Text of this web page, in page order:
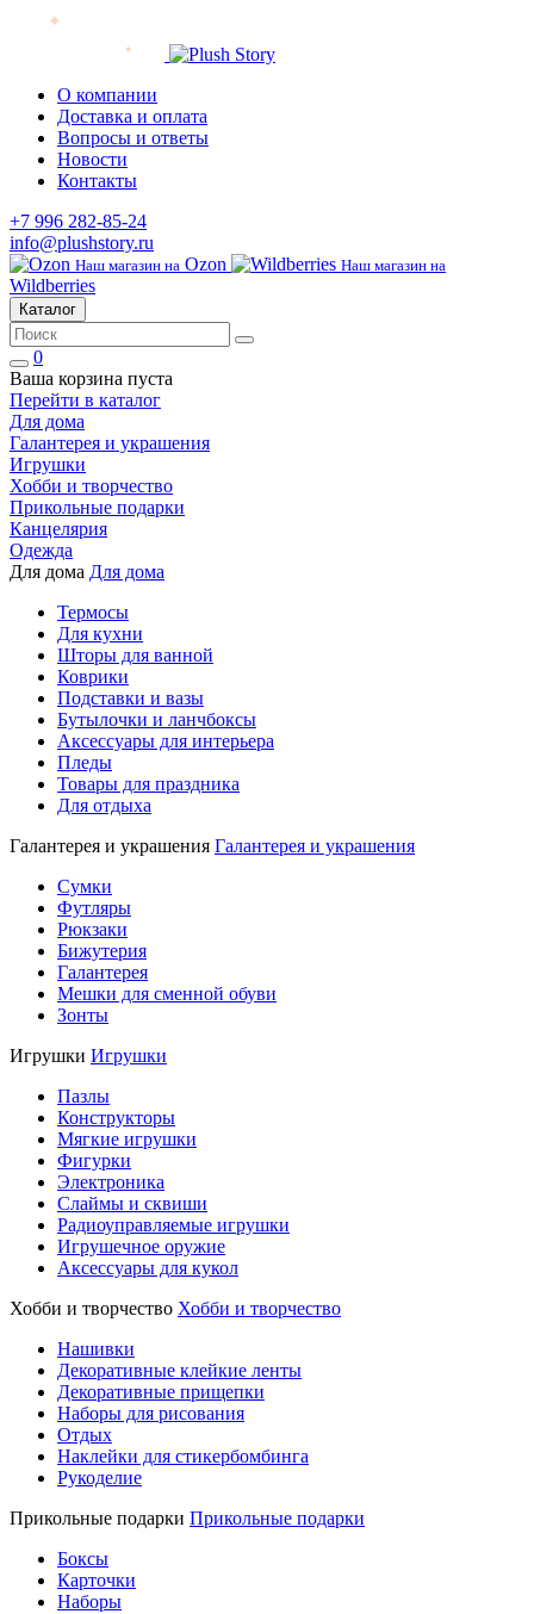
О компании
Доставка и оплата
Вопросы и ответы
Новости
Контакты
+7 996 282-85-24
info@plushstory.ru
Наш магазин на Ozon Наш магазин на
Wildberries
Каталог
0
Ваша корзина пуста
Перейти в каталог
Для дома
Галантерея и украшения
Игрушки
Хобби и творчество
Прикольные подарки
Канцелярия
Одежда
Для дома Для дома
Термосы
Для кухни
Шторы для ванной
Коврики
Подставки и вазы
Бутылочки и ланчбоксы
Аксессуары для интерьера
Пледы
Товары для праздника
Для отдыха
Галантерея и украшения Галантерея и украшения
Сумки
Футляры
Рюкзаки
Бижутерия
Галантерея
Мешки для сменной обуви
Зонты
Игрушки Игрушки
Пазлы
Конструкторы
Мягкие игрушки
Фигурки
Электроника
Слаймы и сквиши
Радиоуправляемые игрушки
Игрушечное оружие
Аксессуары для кукол
Хобби и творчество Хобби и творчество
Нашивки
Декоративные клейкие ленты
Декоративные прищепки
Наборы для рисования
Отдых
Наклейки для стикербомбинга
Рукоделие
Прикольные подарки Прикольные подарки
Боксы
Карточки
Наборы